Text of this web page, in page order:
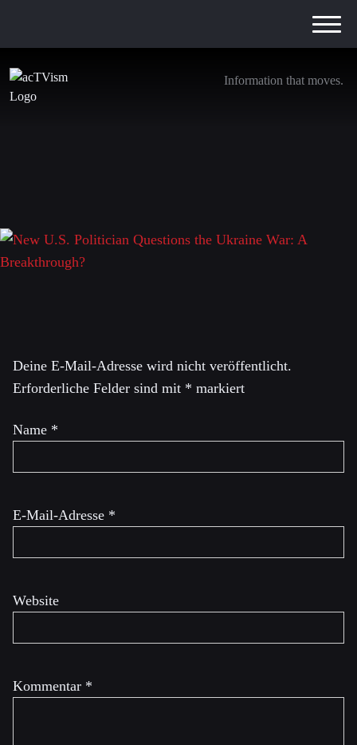
Information that moves.
New U.S. Politician Questions the Ukraine
Deine E-Mail-Adresse wird nicht veröffentlicht.
Erforderliche Felder sind mit * markiert
Kommentar *
Name *
E-Mail-Adresse *
Website